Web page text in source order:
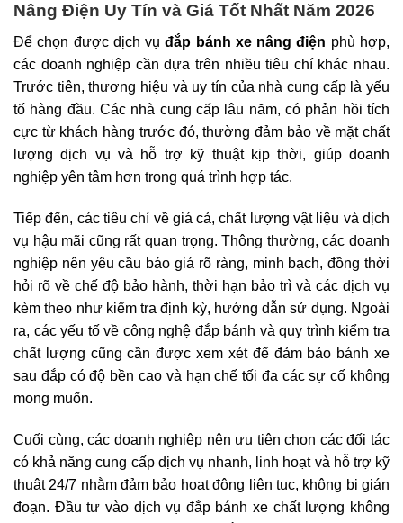
Nâng Điện Uy Tín và Giá Tốt Nhất Năm 2026
Để chọn được dịch vụđắp bánh xe nâng điện phù hợp,
các doanh nghiệp cần dựa trên nhiều tiêu chí khác nhau.
Trước tiên, thương hiệu và uy tín của nhà cung cấp là yếu
tố hàng đầu. Các nhà cung cấp lâu năm, có phản hồi tích
cực từ khách hàng trước đó, thường đảm bảo về mặt chất
lượng dịch vụ và hỗ trợ kỹ thuật kịp thời, giúp doanh
nghiệp yên tâm hơn trong quá trình hợp tác.
Tiếp đến, các tiêu chí về giá cả, chất lượng vật liệu và dịch
vụ hậu mãi cũng rất quan trọng. Thông thường, các doanh
nghiệp nên yêu cầu báo giá rõ ràng, minh bạch, đồng thời
hỏi rõ về chế độ bảo hành, thời hạn bảo trì và các dịch vụ
kèm theo như kiểm tra định kỳ, hướng dẫn sử dụng. Ngoài
ra, các yếu tố về công nghệ đắp bánh và quy trình kiểm tra
chất lượng cũng cần được xem xét để đảm bảo bánh xe
sau đắp có độ bền cao và hạn chế tối đa các sự cố không
mong muốn.
Cuối cùng, các doanh nghiệp nên ưu tiên chọn các đối tác
có khả năng cung cấp dịch vụ nhanh, linh hoạt và hỗ trợ kỹ
thuật 24/7 nhằm đảm bảo hoạt động liên tục, không bị gián
đoạn. Đầu tư vào dịch vụ đắp bánh xe chất lượng không